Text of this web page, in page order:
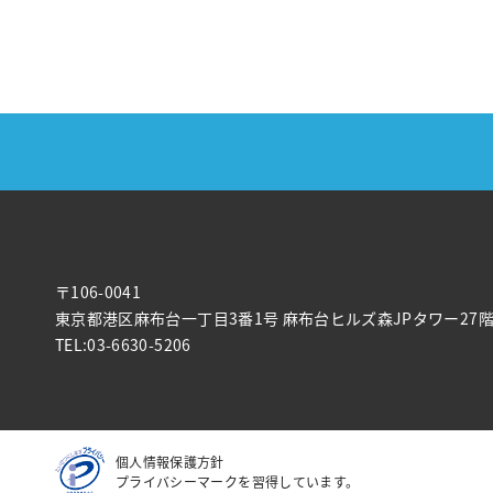
〒106-0041
東京都港区麻布台一丁目3番1号 麻布台ヒルズ森JPタワー27階
TEL:03-6630-5206
個人情報保護方針
プライバシーマークを習得しています。